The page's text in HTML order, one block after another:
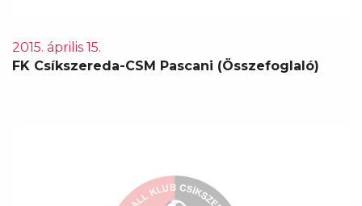
2015. április 15.
FK Csíkszereda-CSM Pascani (Összefoglaló)